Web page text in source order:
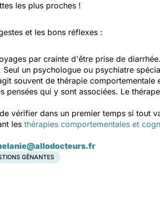
les plus proches !
et les bons réflexes :
par crainte d'être prise de
un psychologue ou psychiatre
souvent de thérapie comportementale
qui y sont associées. Le
vérifier dans un premier temps si tout
les thérapies comportementales et
GÊNANTES